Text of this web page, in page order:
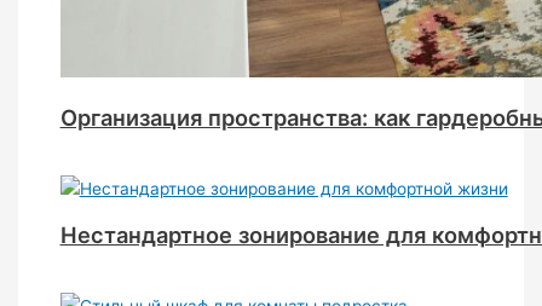
Организация пространства: как
Нестандартное зонирование для